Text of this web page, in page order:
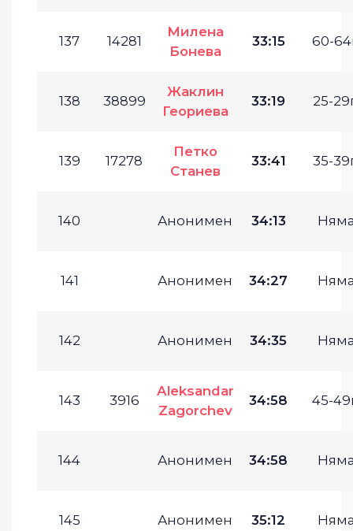
137 14281
Милена
Бонева
33:15 60-
138 38899
Жаклин
Геориева
33:19 25-
139 17278
Петко
Станев
33:41 35-
140 Анонимен 34:13
141 Анонимен 34:27
142 Анонимен 34:35
143 3916
Aleksandar
Zagorchev
34:58 45-
144 Анонимен 34:58
145 Анонимен 35:12